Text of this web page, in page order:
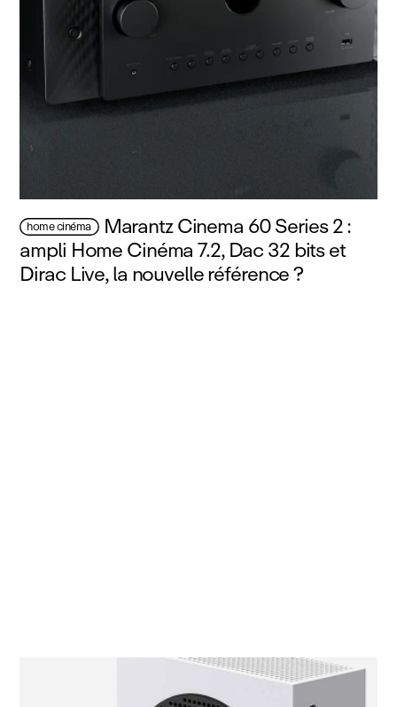
home cinéma Marantz Cinema 60 Series 2 :
ampli Home Cinéma 7.2, Dac 32 bits et
Dirac Live, la nouvelle référence ?